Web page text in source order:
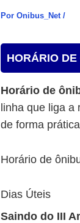
Por Onibus_Net /
HORÁRIO
Horário de
linha que liga
de forma
Horário de
Dias Úteis
Saindo do III